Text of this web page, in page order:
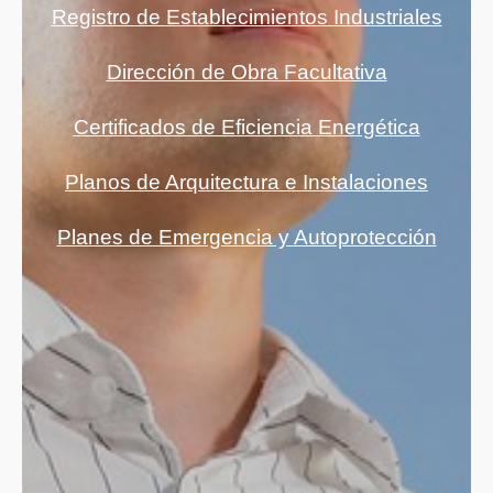
Registro de Establecimientos Industriales
Dirección de Obra Facultativa
Certificados de Eficiencia Energética
Planos de Arquitectura e Instalaciones
Planes de Emergencia y Autoprotección